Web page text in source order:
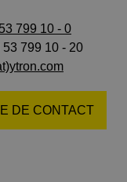
799 10 - 0
53 799 10 - 20
DE CONTACT